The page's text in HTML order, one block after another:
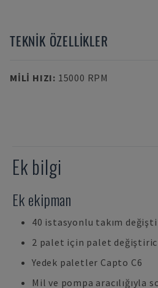
TEKNIK ÖZELLIKLER
MILI HIZI: 15000 RPM
Ek bilgi
Ek ekipman
40 istasyonlu takım
2 palet için palet
Yedek paletler Capto C6
Mil ve pompa aracılığıyla